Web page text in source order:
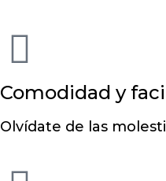
Comodidad y
Olvídate de las